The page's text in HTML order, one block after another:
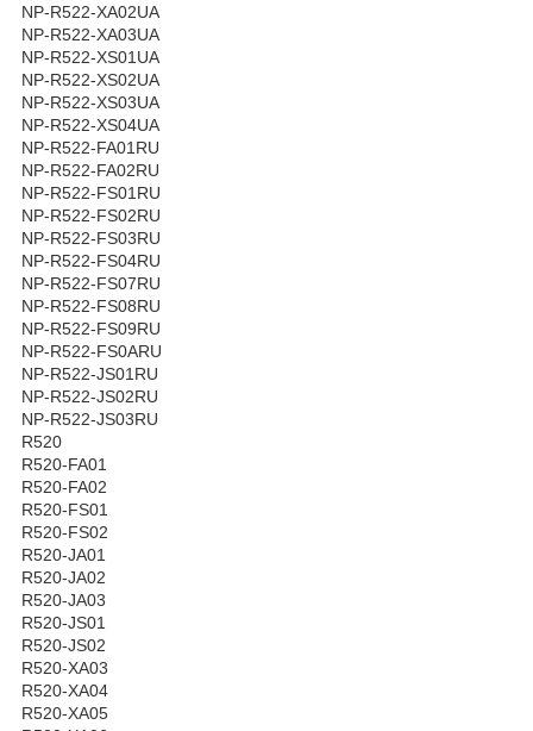
NP-R522-XA02UA
NP-R522-XA03UA
NP-R522-XS01UA
NP-R522-XS02UA
NP-R522-XS03UA
NP-R522-XS04UA
NP-R522-FA01RU
NP-R522-FA02RU
NP-R522-FS01RU
NP-R522-FS02RU
NP-R522-FS03RU
NP-R522-FS04RU
NP-R522-FS07RU
NP-R522-FS08RU
NP-R522-FS09RU
NP-R522-FS0ARU
NP-R522-JS01RU
NP-R522-JS02RU
NP-R522-JS03RU
R520
R520-FA01
R520-FA02
R520-FS01
R520-FS02
R520-JA01
R520-JA02
R520-JA03
R520-JS01
R520-JS02
R520-XA03
R520-XA04
R520-XA05